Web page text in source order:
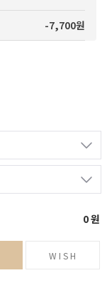
-7,700원
0원
WISH